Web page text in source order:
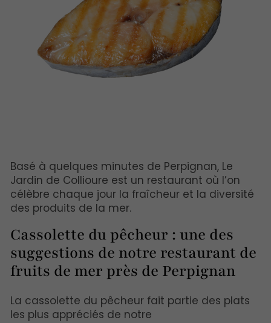
Basé à quelques minutes de Perpignan, Le
Jardin de Collioure est un restaurant où l’on
célèbre chaque jour la fraîcheur et la diversité
des produits de la mer.
Cassolette du pêcheur : une des
suggestions de notre restaurant de
fruits de mer près de Perpignan
La cassolette du pêcheur fait partie des plats
les plus appréciés de notre